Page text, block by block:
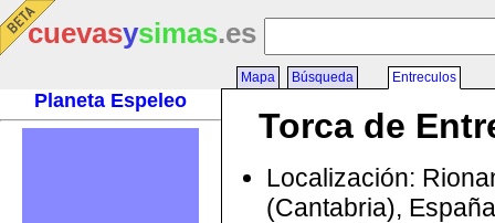
cuevasysimas.es
Planeta Espeleo
Mapa Búsqueda Entreculos
Torca de
Localización:
(Cantabria), España